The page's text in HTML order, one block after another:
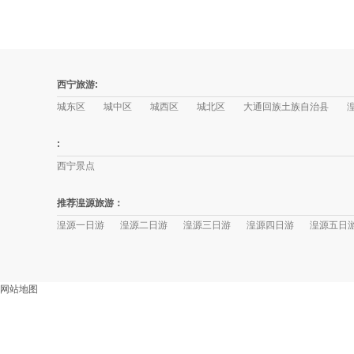
西宁旅游:
城东区
城中区 城西区 城北区 大通回族土族自治县
:
西宁景点
推荐湟源旅游：
湟源一日游
湟源二日游 湟源三日游 湟源四日游 湟源五日
网站地图